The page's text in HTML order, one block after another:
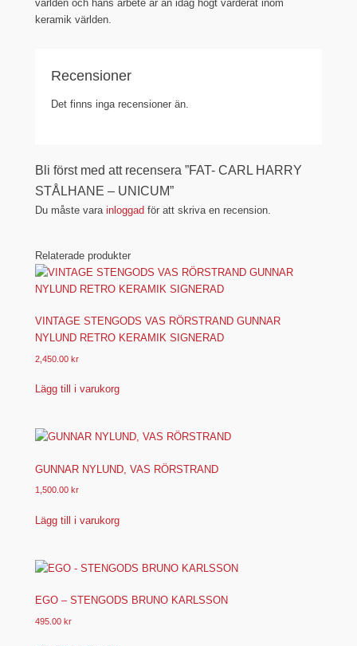
världen och hans arbete är än idag högt värderat inom
keramik världen.
Recensioner
Det finns inga recensioner än.
Bli först med att recensera ”FAT- CARL HARRY
STÅLHANE – UNICUM”
Du måste vara inloggad för att skriva en recension.
Relaterade produkter
VINTAGE STENGODS VAS RÖRSTRAND GUNNAR
NYLUND RETRO KERAMIK SIGNERAD
2,450.00 kr
Lägg till i varukorg
GUNNAR NYLUND, VAS RÖRSTRAND
1,500.00 kr
Lägg till i varukorg
EGO – STENGODS BRUNO KARLSSON
495.00 kr